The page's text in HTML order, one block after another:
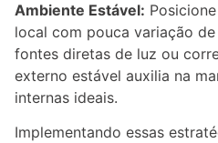
Ambiente Estável:
local com pouca variação
fontes diretas de luz ou
externo estável auxilia na
internas ideais.
Implementando essas